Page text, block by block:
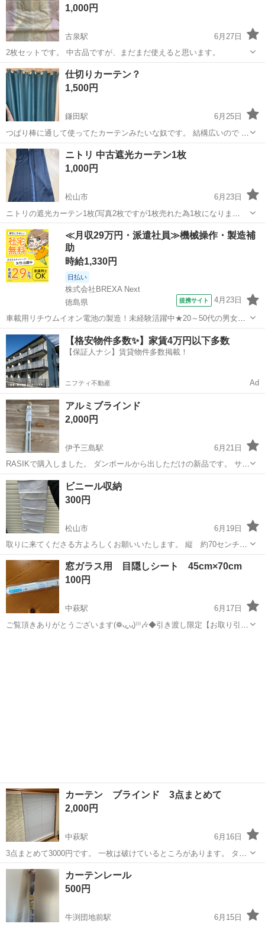
1,000円
古泉駅
6月27日
2枚セットです。 中古品ですが、まだまだ使えると思います。
愛媛 伊予郡 古泉駅
仕切りカーテン？
1,500円
鎌田駅
6月25日
つぱり棒に通して使ってたカーテンみたいな奴です。 結構広いので 仕
切りカーテンとして使ってみてわ ブルーぽいです。 1M以上あるかと
思います。
愛媛 松山市 鎌田駅 カーテン、ブラインド
ニトリ 中古遮光カーテン1枚
1,000円
松山市
6月23日
ニトリの遮光カーテン1枚(写真2枚ですが1枚売れた為1枚になりま
す。) 1枚のサイズ:横105 丈176 1年ほど使用していますが、痛みや色
褪せなく綺麗です。 インテリアに馴染む明るいネイビーです。
愛媛 松山市 カーテン、ブラインド カーテン
≪月収29万円・派遣社員≫機械操作・製造補
助
時給1,330円
日払い
株式会社BREXA Next
徳島県
提携サイト 4月23日
車載用リチウムイオン電池の製造！未経験活躍中★20～50代の男女活
躍中！寮費無料★備品付き1R寮完備！自宅からマイカー通勤OK！無料
駐車場完備◎正社員登用制度あり！《徳島県板野郡松茂町》 人気の工
場のお仕事 ◇車載用リチウ...
徳島 その他
【格安物件多数✨】家賃4万円以下多数
【保証人ナシ】賃貸物件多数掲載！
ニフティ不動産 Ad
アルミブラインド
2,000円
伊予三島駅
6月21日
RASIKで購入しました。 ダンボールから出しただけの新品です。 サイ
ズが合わず出品します。 幅70cm 丈90cmです。
愛媛 四国中央市 伊予三島駅
ビニール収納
300円
松山市
6月19日
取りに来てくださる方よろしくお願いいたします。 縦 約70センチ
横 約30センチ
愛媛 松山市 カーテン、ブラインド ビニール
窓ガラス用 目隠しシート 45cm×70cm
100円
中萩駅
6月17日
ご覧頂きありがとうございます(❁ᴗ͈ˬᴗ͈)⁾⁾⁾🎶◆引き渡し限定【お取り引き
カーテン ブラインド 3点まとめて
2,000円
中萩駅
6月16日
3点まとめて3000円です。 一枚は破けているところがあります。 タテ
175 横127が2つ タテ125 横75が１つになります。 １枚目の写真のよう
に右側のブラインドと左側の白のように切り替えが可能です
愛媛 西条市
カーテンレール
500円
牛渕団地前駅
6月15日